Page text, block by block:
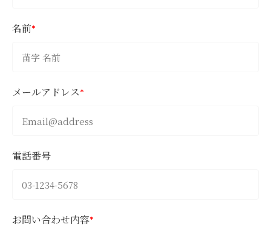
名前*
メールアドレス*
電話番号
お問い合わせ内容*